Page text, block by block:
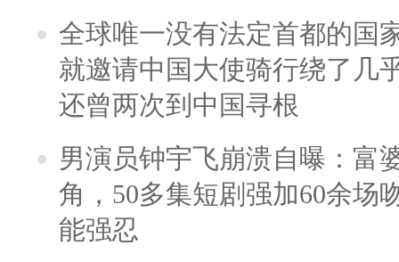
全球唯一没有法定首都的国
就邀请中国大使骑行绕了几
还曾两次到中国寻根
男演员钟宇飞崩溃自曝：富
角，50多集短剧强加60余场
能强忍